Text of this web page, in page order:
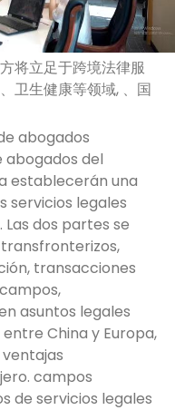
将立足于跨境法律服
卫生健康等领域, 、国
abogados
abogados del
establecerán una
servicios legales
dos partes se
transacciones
asuntos legales
China y Europa,
campos
de servicios legales